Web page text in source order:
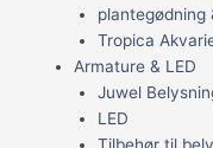
plantegødning
Tropica
Armature & LED
Juwel
LED